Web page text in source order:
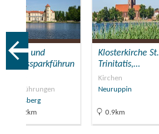
Stadt- und
Schlossparkführun
Stadtführungen
Rheinsberg
21.2km
Klosterkirche St.
Trinitatis,…
Kirchen
Neuruppin
0.9km